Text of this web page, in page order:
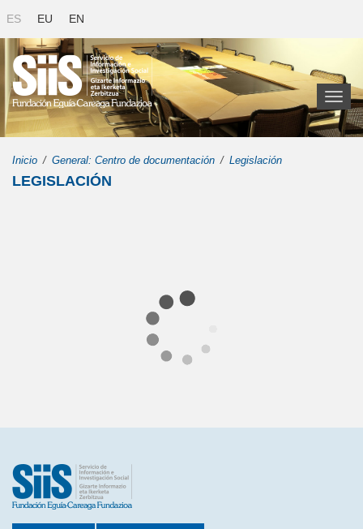
ES EU EN
Toggle
Inicio General: Centro de documentación Legislación
LEGISLACIÓN